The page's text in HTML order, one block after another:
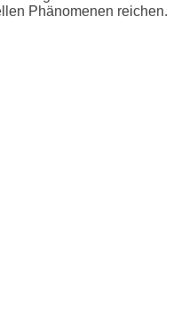
Phänomenen reichen.